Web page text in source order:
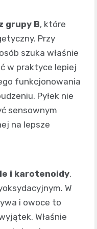
grupy B, które
Przy
szuka właśnie
w praktyce lepiej
funkcjonowania
Pyłek nie
sensownym
na lepsze
i karotenoidy,
W
i owoce to
Właśnie